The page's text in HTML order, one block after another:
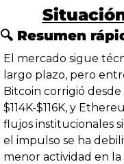
🔍 Resumen
El mercado sigue
largo plazo, pero
Bitcoin corrigió desde
$114K-$116K, y
flujos institucionales
el impulso se ha
menor actividad en la